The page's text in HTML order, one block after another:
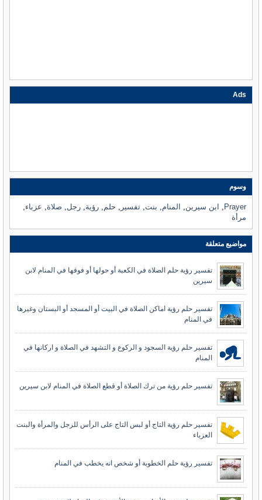
Ads
وسوم
Prayer ابن سيرين المنام بنت ,تفسير حلم ,رؤية ,رجل صلاة عزباء
مرأة
مواضيع متعلقة
تفسير رؤية حلم الصلاة في الكعبة أو حولها أو فوقها في المنام لابن
سيرين
تفسير حلم رؤية اماكن الصلاة في البيت أو المسجد أو البستان وغيرها
في المنام
تفسير حلم رؤية السجود و الركوع و التشهد في الصلاة و اركانها في
المنام
تفسير حلم رؤية من ترك الصلاة أو قطع الصلاة في المنام لابن سيرين
تفسير حلم رؤية التاج أو لبس التاج على الرأس للرجل والمرأة والبنت
العزباء
تفسير رؤية حلم الخطوبة أو شخص انه يخطب في المنام